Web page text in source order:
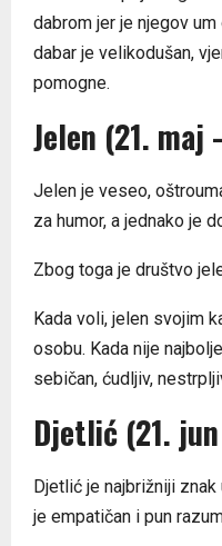
dabrom jer je njegov
dabar je velikodušan,
pomogne.
Jelen (21. maj
Jelen je veseo,
za humor, a jednako je
Zbog toga je društvo
Kada voli, jelen svojim
osobu. Kada nije
sebičan, ćudljiv,
Djetlić (21.
Djetlić je najbrižniji
je empatičan i pun